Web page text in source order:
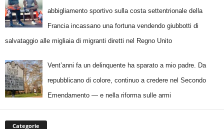
abbigliamento sportivo sulla costa settentrionale della
Francia incassano una fortuna vendendo giubbotti di
salvataggio alle migliaia di migranti diretti nel Regno Unito
Vent’anni fa un delinquente ha sparato a mio padre. Da
repubblicano di colore, continuo a credere nel Secondo
Emendamento — e nella riforma sulle armi
Categorie